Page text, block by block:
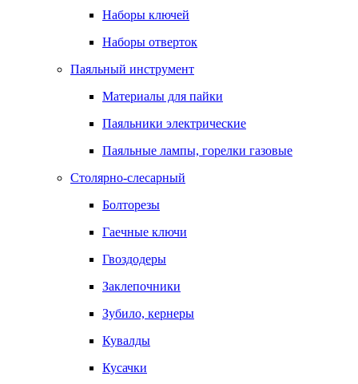
Наборы ключей
Наборы отверток
Паяльный инструмент
Материалы для пайки
Паяльники электрические
Паяльные лампы, горелки газовые
Столярно-слесарный
Болторезы
Гаечные ключи
Гвоздодеры
Заклепочники
Зубило, кернеры
Кувалды
Кусачки